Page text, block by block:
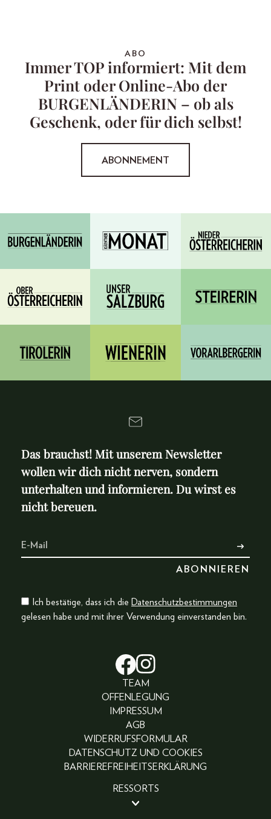
ABO
Immer TOP informiert: Mit dem
Print oder Online-Abo der
BURGENLÄNDERIN – ob als
Geschenk, oder für dich selbst!
ABONNEMENT
Das brauchst! Mit unserem Newsletter
wollen wir dich nicht nerven, sondern
unterhalten und informieren. Du wirst es
nicht bereuen.
Ich bestätige, dass ich die Datenschutzbestimmungen
gelesen habe und mit ihrer Verwendung einverstanden bin.
TEAM
OFFENLEGUNG
IMPRESSUM
AGB
WIDERRUFSFORMULAR
DATENSCHUTZ UND COOKIES
BARRIEREFREIHEITSERKLÄRUNG
RESSORTS